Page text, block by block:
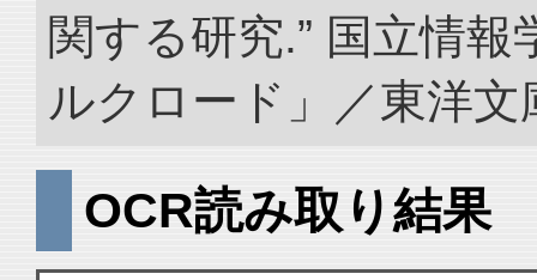
関する研究.” 国立情
ルクロード」／東洋
OCR読み取り結果